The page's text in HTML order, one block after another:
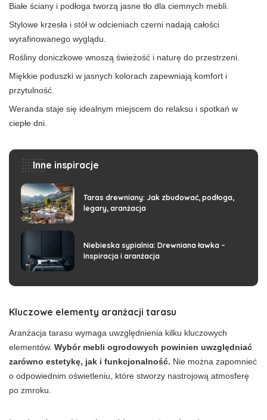
Białe ściany i podłoga tworzą jasne tło dla ciemnych mebli.
Stylowe krzesła i stół w odcieniach czerni nadają całości
wyrafinowanego wyglądu.
Rośliny doniczkowe wnoszą świeżość i naturę do przestrzeni.
Miękkie poduszki w jasnych kolorach zapewniają komfort i
przytulność.
Weranda staje się idealnym miejscem do relaksu i spotkań w
ciepłe dni.
Inne inspiracje
Taras drewniany: Jak zbudować, podłoga,
legary, aranżacja
Niebieska sypialnia: Drewniana ławka –
Inspiracja i aranżacja
Kluczowe elementy aranżacji tarasu
Aranżacja tarasu wymaga uwzględnienia kilku kluczowych
elementów. Wybór mebli ogrodowych powinien uwzględniać
zarówno estetykę, jak i funkcjonalność. Nie można zapomnieć
o odpowiednim oświetleniu, które stworzy nastrojową atmosferę
po zmroku.